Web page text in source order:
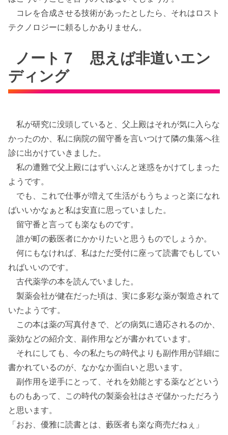
コレを合成させる技術があったとしたら、それはロスト
テクノロジーに頼るしかありません。
ノート７ 思えば非道いエン
ディング
私が研究に没頭していると、父上殿はそれが気に入らな
かったのか、私に病院の留守番を言いつけて隣の集落へ往
診に出かけていきました。
私の遭難で父上殿にはずいぶんと迷惑をかけてしまった
ようです。
でも、これで仕事が増えて生活がもうちょっと楽になれ
ばいいかなぁと私は安直に思っていました。
留守番と言っても楽なものです。
誰が町の藪医者にかかりたいと思うものでしょうか。
何にもなければ、私はただ受付に座って読書でもしてい
ればいいのです。
古代薬学の本を読んでいました。
製薬会社が健在だった頃は、実に多彩な薬が製造されて
いたようです。
この本は薬の写真付きで、どの病気に適応されるのか、
薬効などの紹介文、副作用などが書かれています。
それにしても、今の私たちの時代よりも副作用が詳細に
書かれているのが、なかなか面白いと思います。
副作用を逆手にとって、それを効能とする薬などという
ものもあって、この時代の製薬会社はさぞ儲かっただろう
と思います。
「おお、優雅に読書とは、藪医者も楽な商売だねぇ」